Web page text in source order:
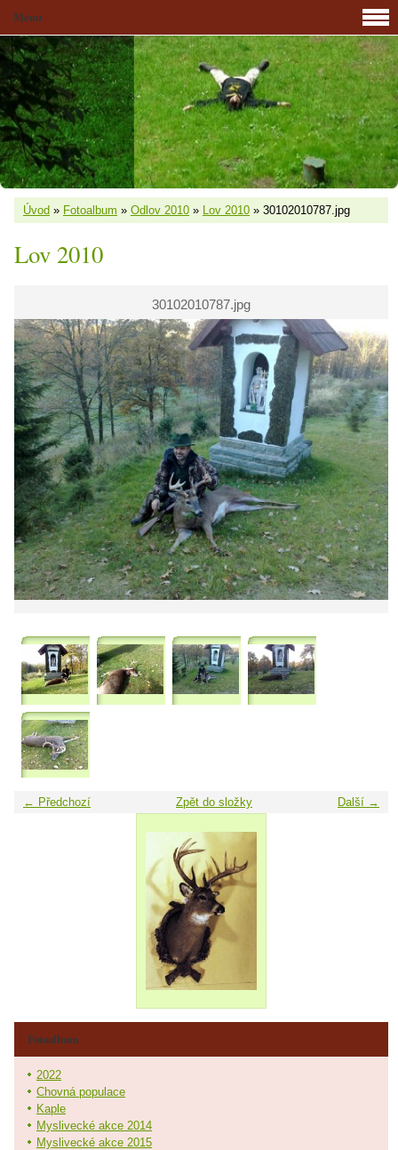
Úvod » Fotoalbum » Odlov 2010 » Lov 2010 » 30102010787.jpg
Lov 2010
30102010787.jpg
← Předchozí Další →
Zpět do složky
Menu
Fotoalbum
2022
Chovná populace
Kaple
Myslivecké akce 2014
Myslivecké akce 2015